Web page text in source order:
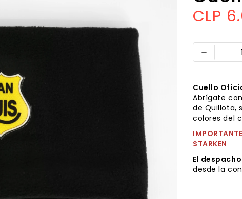
CLP
remove
Cuello
Abrígate
de Quillota,
colores del
STARKEN
El despacho
desde la